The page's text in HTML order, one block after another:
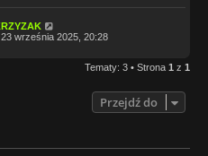
września 2025, 20:28
Tematy: 3 • Strona 1 z 1
Przejdź do